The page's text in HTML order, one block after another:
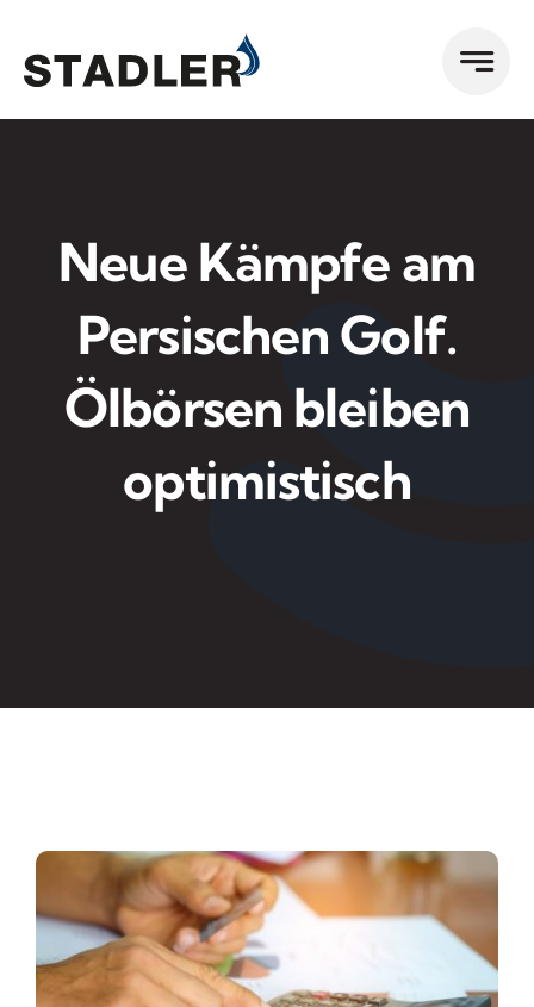
Inhalt
springen
Neue Kämpfe am
Persischen Golf.
Ölbörsen bleiben
optimistisch